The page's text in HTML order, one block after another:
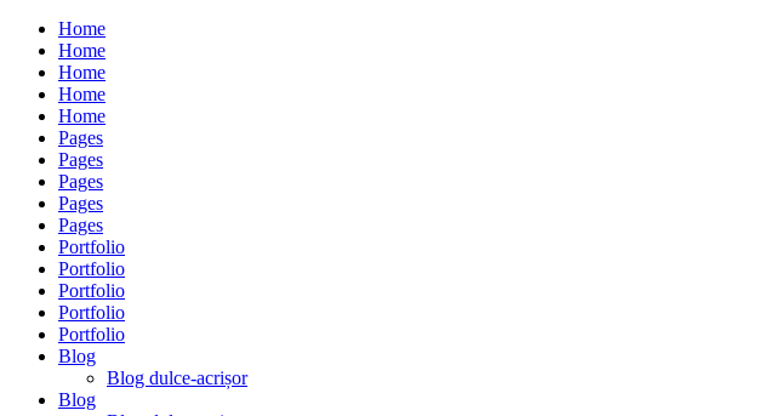
Home
Home
Home
Home
Home
Pages
Pages
Pages
Pages
Pages
Portfolio
Portfolio
Portfolio
Portfolio
Portfolio
Blog
Blog dulce-acrișor
Blog